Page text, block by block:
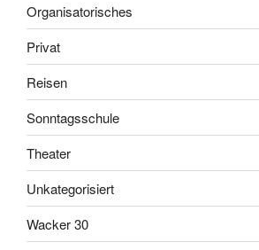
Organisatorisches
Privat
Reisen
Sonntagsschule
Theater
Unkategorisiert
Wacker 30